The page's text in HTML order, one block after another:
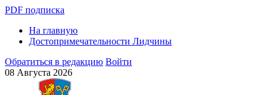
PDF подписка
На главную
Достопримечательности Лидчины
Обратиться в редакцию Войти
08 Августа 2026